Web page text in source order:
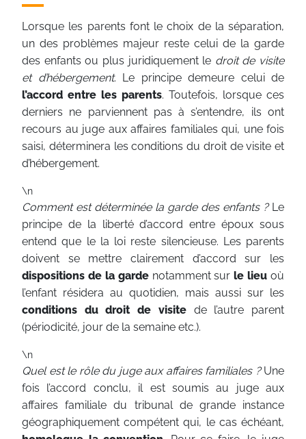
Lorsque les parents font le choix de la séparation,
un des problèmes majeur reste celui de la garde
des enfants ou plus juridiquement le droit de visite
et d’hébergement. Le principe demeure celui de
l’accord entre les parents. Toutefois, lorsque ces
derniers ne parviennent pas à s’entendre, ils ont
recours au juge aux affaires familiales qui, une fois
saisi, déterminera les conditions du droit de visite et
d’hébergement.
\n
Comment est déterminée la garde des enfants ? Le
principe de la liberté d’accord entre époux sous
entend que le la loi reste silencieuse. Les parents
doivent se mettre clairement d’accord sur les
dispositions de la gardenotamment surle lieu où
l’enfant résidera au quotidien, mais aussi sur les
conditions du droit de visitede l’autre parent
(périodicité, jour de la semaine etc.).
\n
Quel est le rôle du juge aux affaires familiales ?Une
fois l’accord conclu, il est soumis au juge aux
affaires familiale du tribunal de grande instance
géographiquement compétent qui, le cas échéant,